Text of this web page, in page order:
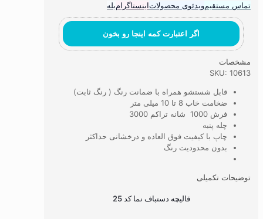
تماس مستقیمویدئوی محصولاتاینستاگرامبله
اگر اعتبارت کمه اینجا رو بخون
مشخصات
SKU: 10613
قابل شستشو همراه با ضمانت رنگ ( رنگ ثابت)
ضخامت خاب 8 تا 10 میلی متر
فرش 1000 شانه تراکم 3000
چله پنبه
چاپ با کیفیت فوق العاده و درخشانی حداکثر
بدون محدودیت رنگ
توضیحات تکمیلی
قالیچه دستباف نما کد 25